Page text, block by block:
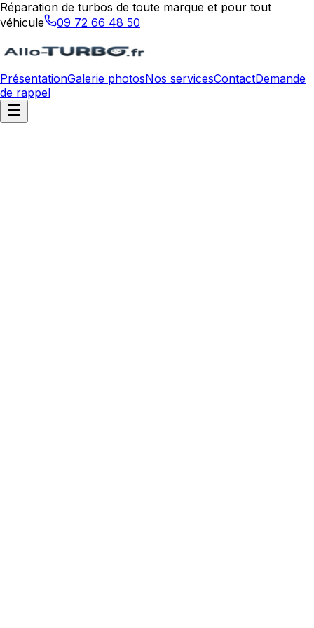
Réparation de turbos de toute marque et pour tout
véhicule
09 72 66 48 50
PrésentationGalerie photosNos servicesContactDemande
de rappel